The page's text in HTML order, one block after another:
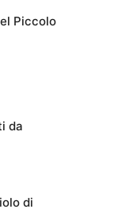
Piccolo
da
di